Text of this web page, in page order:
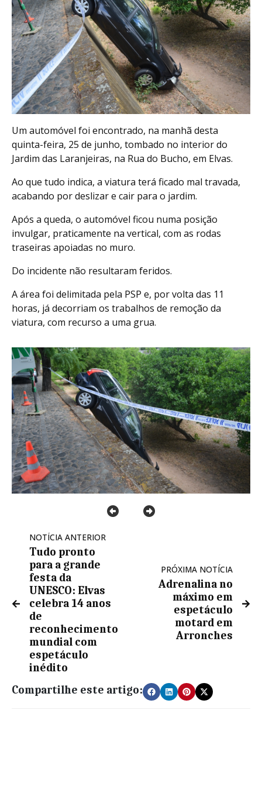
Um automóvel foi encontrado, na manhã desta
quinta-feira, 25 de junho, tombado no interior do
Jardim das Laranjeiras, na Rua do Bucho, em Elvas.
Ao que tudo indica, a viatura terá ficado mal travada,
acabando por deslizar e cair para o jardim.
Após a queda, o automóvel ficou numa posição
invulgar, praticamente na vertical, com as rodas
traseiras apoiadas no muro.
Do incidente não resultaram feridos.
A área foi delimitada pela PSP e, por volta das 11
horas, já decorriam os trabalhos de remoção da
viatura, com recurso a uma grua.
NOTÍCIA ANTERIOR
Tudo pronto
para a grande
festa da
UNESCO: Elvas
celebra 14 anos
de
reconhecimento
mundial com
espetáculo
inédito
PRÓXIMA NOTÍCIA
Adrenalina no
máximo em
espetáculo
motard em
Arronches
Compartilhe este artigo: